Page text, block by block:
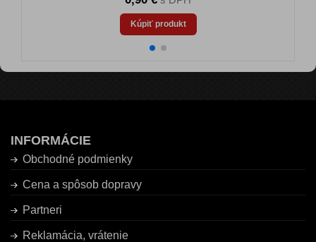
Kúpiť produkt
INFORMÁCIE
Obchodné podmienky
Cena a spôsob dopravy
Partneri
Reklamácia, vrátenie